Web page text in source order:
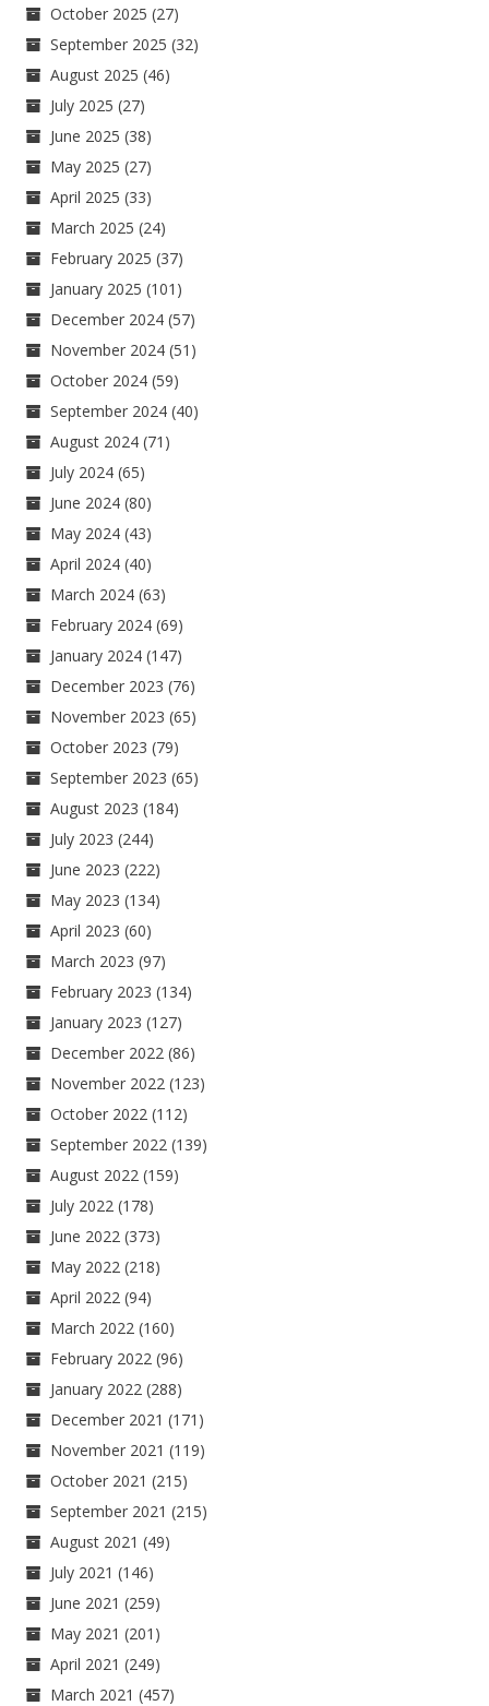
October 2025 (27)
September 2025 (32)
August 2025 (46)
July 2025 (27)
June 2025 (38)
May 2025 (27)
April 2025 (33)
March 2025 (24)
February 2025 (37)
January 2025 (101)
December 2024 (57)
November 2024 (51)
October 2024 (59)
September 2024 (40)
August 2024 (71)
July 2024 (65)
June 2024 (80)
May 2024 (43)
April 2024 (40)
March 2024 (63)
February 2024 (69)
January 2024 (147)
December 2023 (76)
November 2023 (65)
October 2023 (79)
September 2023 (65)
August 2023 (184)
July 2023 (244)
June 2023 (222)
May 2023 (134)
April 2023 (60)
March 2023 (97)
February 2023 (134)
January 2023 (127)
December 2022 (86)
November 2022 (123)
October 2022 (112)
September 2022 (139)
August 2022 (159)
July 2022 (178)
June 2022 (373)
May 2022 (218)
April 2022 (94)
March 2022 (160)
February 2022 (96)
January 2022 (288)
December 2021 (171)
November 2021 (119)
October 2021 (215)
September 2021 (215)
August 2021 (49)
July 2021 (146)
June 2021 (259)
May 2021 (201)
April 2021 (249)
March 2021 (457)